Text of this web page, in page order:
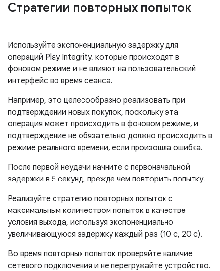
Стратегии повторных попыток
Используйте экспоненциальную задержку для
операций Play Integrity, которые происходят в
фоновом режиме и не влияют на пользовательский
интерфейс во время сеанса.
Например, это целесообразно реализовать при
подтверждении новых покупок, поскольку эта
операция может происходить в фоновом режиме, и
подтверждение не обязательно должно происходить в
режиме реального времени, если произошла ошибка.
После первой неудачи начните с первоначальной
задержки в 5 секунд, прежде чем повторить попытку.
Реализуйте стратегию повторных попыток с
максимальным количеством попыток в качестве
условия выхода, используя экспоненциально
увеличивающуюся задержку каждый раз (10 с, 20 с).
Во время повторных попыток проверяйте наличие
сетевого подключения и не перегружайте устройство.